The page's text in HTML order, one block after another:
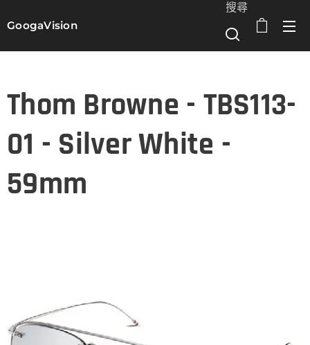
GoogaVision
搜尋
Thom Browne - TBS113-
01 - Silver White -
59mm